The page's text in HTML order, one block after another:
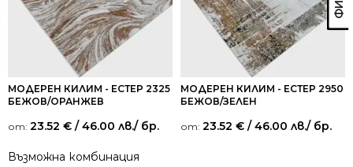
МОДЕРЕН КИЛИМ - ЕСТЕР 2325
БЕЖОВ/ОРАНЖЕВ
от: 23.52 € / 46.00 лв./ бр.
Възможна комбинация
МОДЕРЕН КИЛИМ - ЕСТЕР 2950
БЕЖОВ/ЗЕЛЕН
от: 23.52 € / 46.00 лв./ бр.